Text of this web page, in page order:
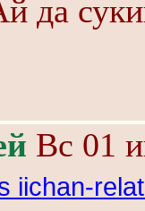
да
Вс 01
iichan-